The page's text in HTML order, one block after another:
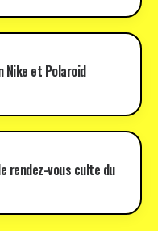
Nike et Polaroid
rendez-vous culte du